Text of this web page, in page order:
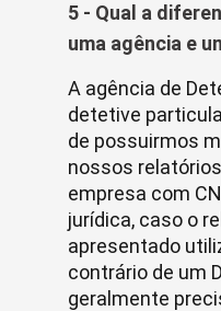
5 - Qual a
uma agência e
A agência de
detetive
de possuirmos
nossos
empresa com
jurídica, caso o
apresentado
contrário de um
geralmente